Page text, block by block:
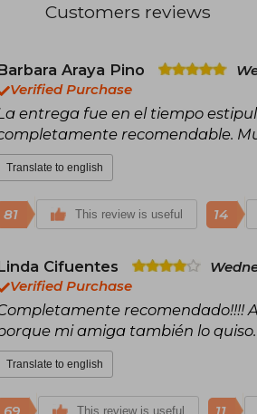
Customers reviews
Araya Pino
Verified Purchase
entrega fue en el tiempo
recomendable.
Translate to english
81 This review is useful 14
Cifuentes
Verified Purchase
recomendado!!!!
mi amiga también lo
Translate to english
This review is useful